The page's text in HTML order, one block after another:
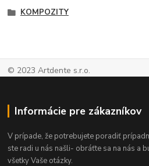
KOMPOZITY
© 2023 Artdente s.r.o.
Informácie pre zákazníkov
V prípade, že potrebujete poradiť
ste radi u nás našli- obráťte sa na nás a
všetky Vaše otázky.